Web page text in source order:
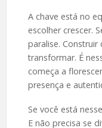
A chave está no
escolher crescer.
paralise.
transformar. É
começa a
presença e
Se você está
E não precisa se